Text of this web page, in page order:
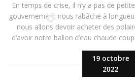
19 octobre
2022
En temps de crise, il n’y a pas de
gouvernement nous rabâche à
nous allons devoir acheter des
d’avoir notre ballon d’eau chaude